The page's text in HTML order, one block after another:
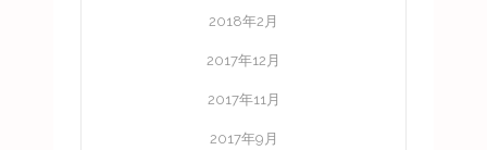
2018年2月
2017年12月
2017年11月
2017年9月